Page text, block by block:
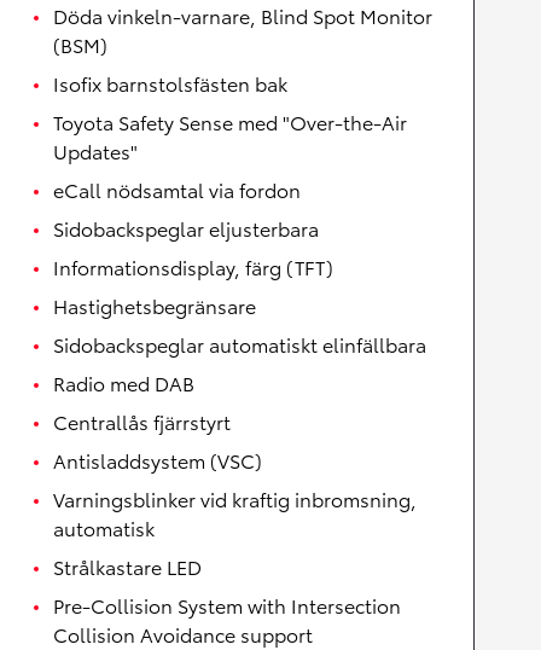
Döda vinkeln-varnare, Blind Spot Monitor
(BSM)
Isofix barnstolsfästen bak
Toyota Safety Sense med "Over-the-Air
Updates"
eCall nödsamtal via fordon
Sidobackspeglar eljusterbara
Informationsdisplay, färg (TFT)
Hastighetsbegränsare
Sidobackspeglar automatiskt elinfällbara
Radio med DAB
Centrallås fjärrstyrt
Antisladdsystem (VSC)
Varningsblinker vid kraftig inbromsning,
automatisk
Strålkastare LED
Pre-Collision System with Intersection
Collision Avoidance support